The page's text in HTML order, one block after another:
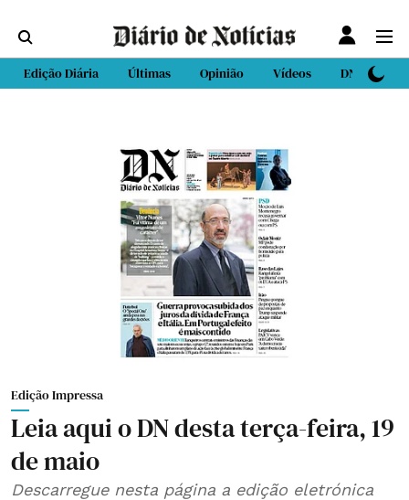
Edição Diária Últimas Opinião Vídeos DN Sport
Edição Impressa
Leia aqui o DN desta terça-feira, 19
de maio
Descarregue nesta página a edição eletrónica